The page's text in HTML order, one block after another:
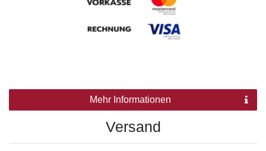
Mehr Informationen
Versand